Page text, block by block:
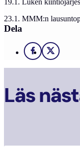
23.1. MMM:n
Dela
Facebook
X
Läs